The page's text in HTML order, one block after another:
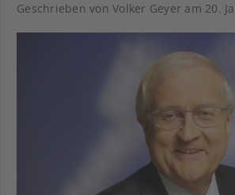
Geschrieben von Volker Geyer am 20.